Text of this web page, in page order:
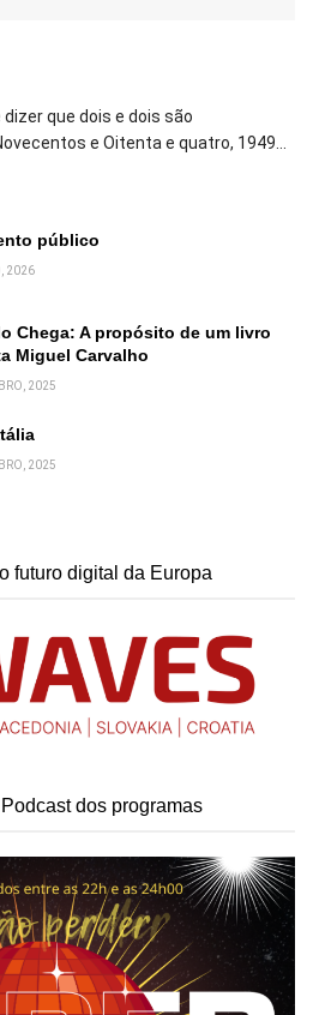
dizer que dois e dois são
e Oitenta e quatro, 1949...
público
2026
Chega: A propósito de um livro
Miguel Carvalho
2025
2025
futuro digital da Europa
dos programas